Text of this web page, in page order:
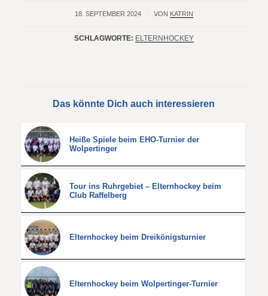
18. SEPTEMBER 2024
/ VON KATRIN
SCHLAGWORTE: ELTERNHOCKEY
Das könnte Dich auch interessieren
Heiße Spiele beim EHO-Turnier der
Wolpertinger
Tour ins Ruhrgebiet – Elternhockey beim
Club Raffelberg
Elternhockey beim Dreikönigsturnier
Elternhockey beim Wolpertinger-Turnier